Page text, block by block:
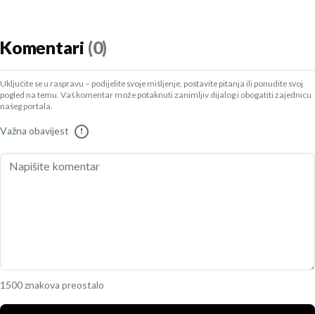
Komentari (0)
Uključite se u raspravu – podijelite svoje mišljenje, postavite pitanja ili ponudite svoj
pogled na temu. Vaš komentar može potaknuti zanimljiv dijalog i obogatiti zajednicu
našeg portala.
Važna obavijest !
1500 znakova preostalo